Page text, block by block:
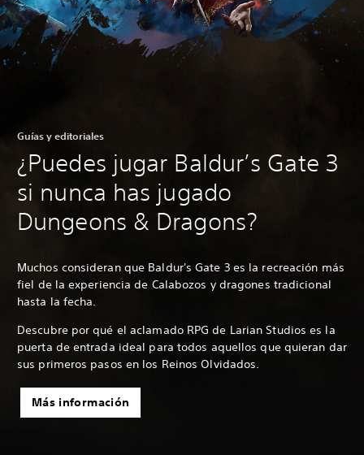
Guías y editoriales
¿Puedes jugar Baldur’s Gate 3
si nunca has jugado
Dungeons & Dragons?
Muchos consideran que Baldur's Gate 3 es la recreación más
fiel de la experiencia de Calabozos y dragones tradicional
hasta la fecha.
Descubre por qué el aclamado RPG de Larian Studios es la
puerta de entrada ideal para todos aquellos que quieran dar
sus primeros pasos en los Reinos Olvidados.
Más información